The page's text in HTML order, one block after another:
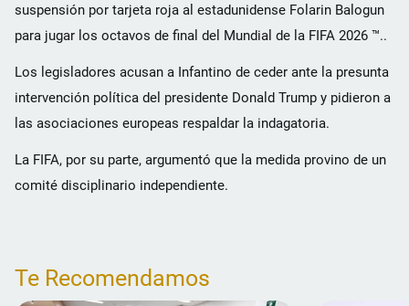
suspensión por tarjeta roja al estadunidense Folarin Balogun
para jugar los octavos de final del Mundial de la FIFA 2026 ™..
Los legisladores acusan a Infantino de ceder ante la presunta
intervención política del presidente Donald Trump y pidieron a
las asociaciones europeas respaldar la indagatoria.
La FIFA, por su parte, argumentó que la medida provino de un
comité disciplinario independiente.
Te Recomendamos